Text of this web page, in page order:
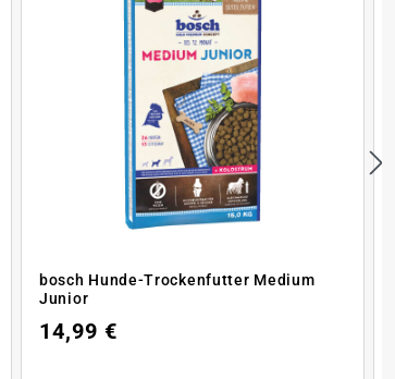
bosch Hunde-Trockenfutter Medium
Junior
14,99 €